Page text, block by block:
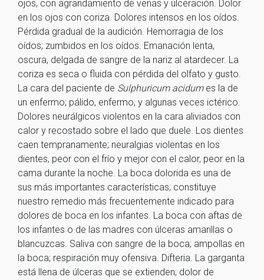
ojos, con agrandamiento de venas y ulceración. Dolor
en los ojos con coriza. Dolores intensos en los oídos.
Pérdida gradual de la audición. Hemorragia de los
oídos; zumbidos en los oídos. Emanación lenta,
oscura, delgada de sangre de la nariz al atardecer. La
coriza es seca o fluida con pérdida del olfato y gusto.
La cara del paciente de Sulphuricum acidumes la de
un enfermo; pálido, enfermo, y algunas veces ictérico.
Dolores neurálgicos violentos en la cara aliviados con
calor y recostado sobre el lado que duele. Los dientes
caen tempranamente; neuralgias violentas en los
dientes, peor con el frío y mejor con el calor, peor en la
cama durante la noche. La boca dolorida es una de
sus más importantes características; constituye
nuestro remedio más frecuentemente indicado para
dolores de boca en los infantes. La boca con aftas de
los infantes o de las madres con úlceras amarillas o
blancuzcas. Saliva con sangre de la boca; ampollas en
la boca; respiración muy ofensiva. Difteria. La garganta
está llena de úlceras que se extienden; dolor de